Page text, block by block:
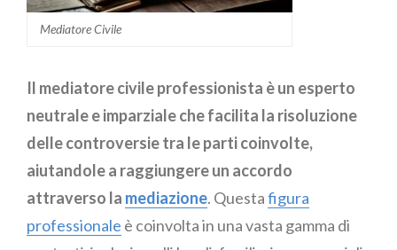
Mediatore Civile
Il mediatore civile professionista è un esperto
neutrale e imparziale che facilita la risoluzione
delle controversie tra le parti coinvolte,
aiutandole a raggiungere un accordo
attraverso la mediazione. Questafigura
professionale è coinvolta in una vasta gamma di